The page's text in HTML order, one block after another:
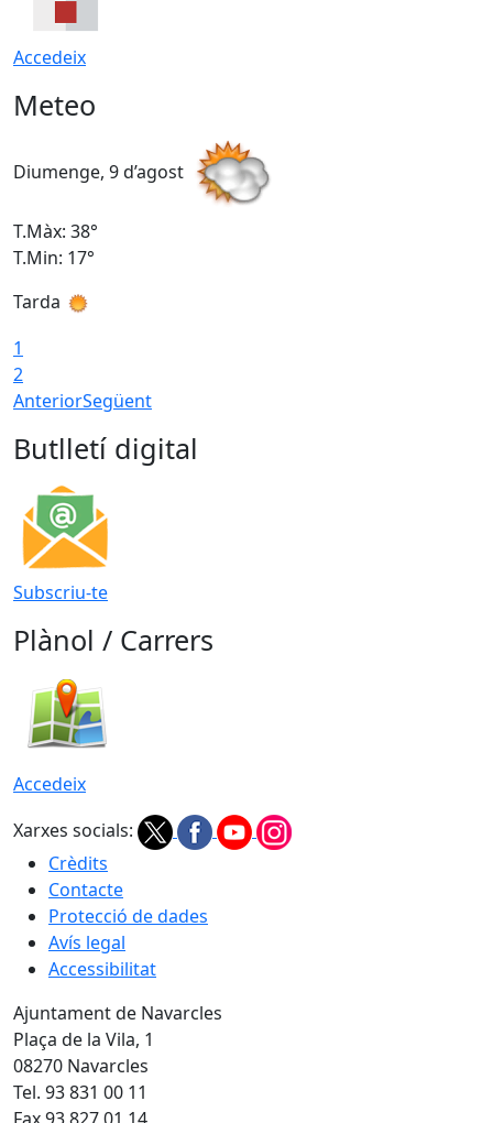
Accedeix
Meteo
Diumenge, 9 d’agost
T.Màx: 38°
T.Min: 17°
Tarda
1
2
AnteriorSegüent
Butlletí digital
Subscriu-te
Plànol / Carrers
Accedeix
Xarxes socials:
Crèdits
Contacte
Protecció de dades
Avís legal
Accessibilitat
Ajuntament de Navarcles
Plaça de la Vila, 1
08270 Navarcles
Tel. 93 831 00 11